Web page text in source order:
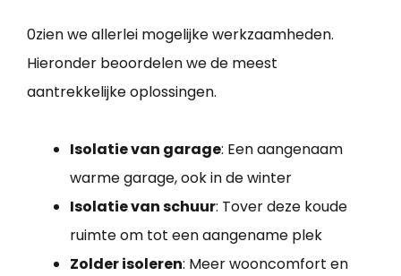
0zien we allerlei mogelijke werkzaamheden.
Hieronder beoordelen we de meest
aantrekkelijke oplossingen.
Isolatie van garage: Een aangenaam
warme garage, ook in de winter
Isolatie van schuur: Tover deze koude
ruimte om tot een aangename plek
Zolder isoleren: Meer wooncomfort en